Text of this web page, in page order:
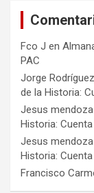
Fco J en
PAC
Jorge
de la Historia:
Jesus mendoza
Historia:
Jesus mendoza
Historia:
Francisco